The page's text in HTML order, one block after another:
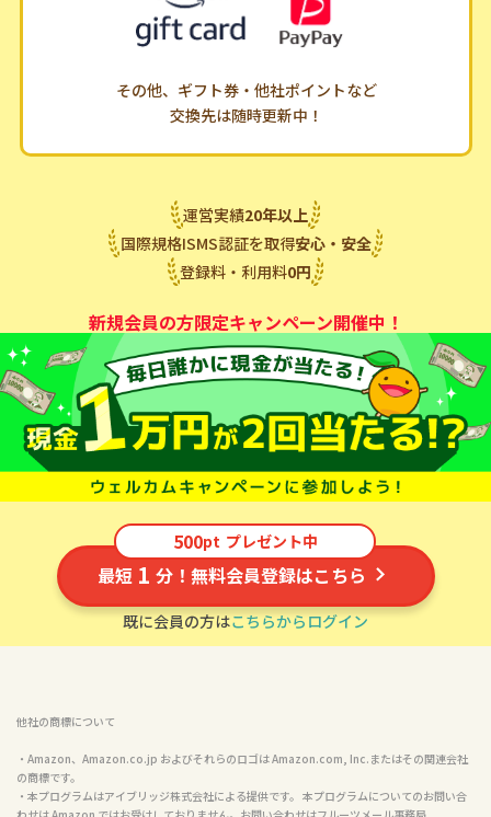
その他、ギフト券・他社ポイントなど
運営実績20年以上
国際規格ISMS認証を取得安心・安全
登録料・利用料0円
新規会員の方限定キャンペーン開催中！
500pt プレゼント中
最短1分！無料会員登録はこちら
他社の商標について